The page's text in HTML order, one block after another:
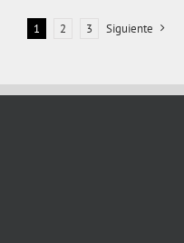
1 2 3 Siguiente